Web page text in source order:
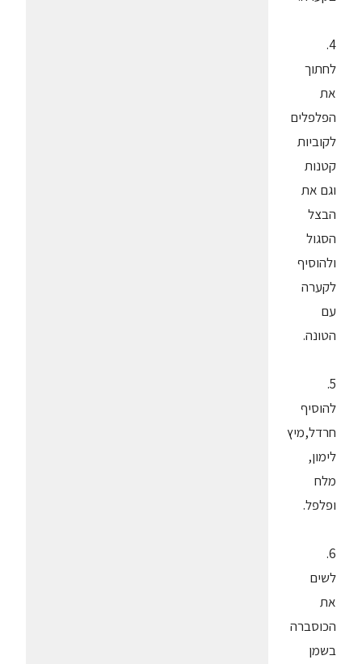
4.
לחתוך
את
הפלפלים
לקוביות
קטנות
וגם את
הבצל
הסגול
ולהוסיף
לקערה
עם
הטונה.
5.
להוסיף
חרדל,מיץ
לימון,
מלח
ופלפל.
6.
לשים
את
הכוסברה
בשמן